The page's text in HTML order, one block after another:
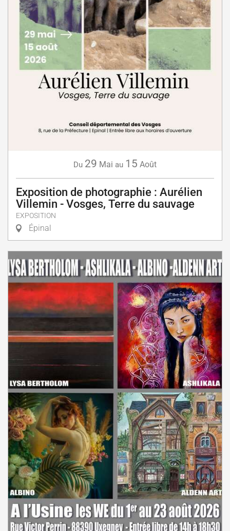
Du 29 Mai au 15 Août
Exposition de photographie : Aurélien
Villemin - Vosges, Terre du sauvage
EXPOSITION
Épinal